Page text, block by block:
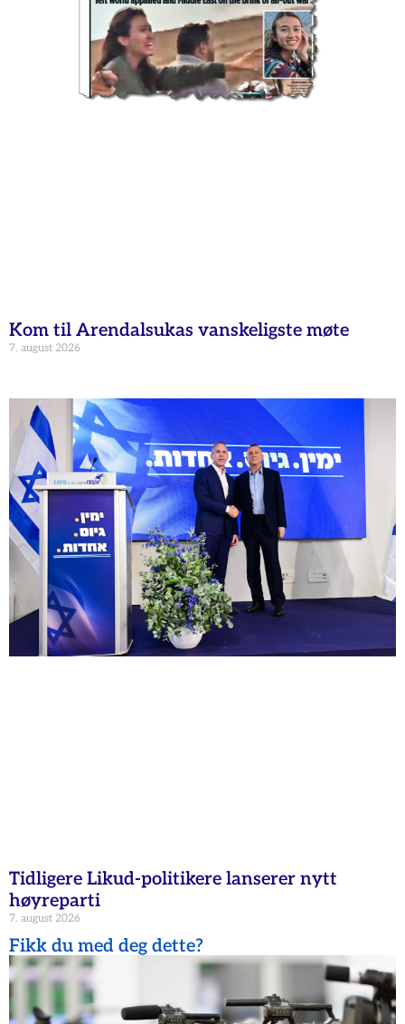
Kom til Arendalsukas vanskeligste møte
7. august 2026
Tidligere Likud-politikere lanserer nytt
høyreparti
7. august 2026
Fikk du med deg dette?